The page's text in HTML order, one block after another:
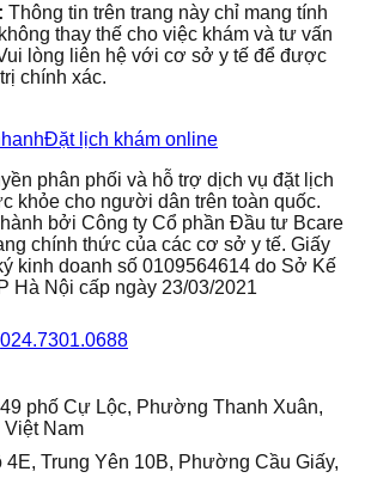
Thông tin trên trang này chỉ mang tính
thay thế cho việc khám và tư vấn
lòng liên hệ với cơ sở y tế để được
chính xác.
Đặt lịch khám online
phân phối và hỗ trợ dịch vụ đặt lịch
khỏe cho người dân trên toàn quốc.
bởi Công ty Cổ phần Đầu tư Bcare
chính thức của các cơ sở y tế. Giấy
kinh doanh số 0109564614 do Sở Kế
Hà Nội cấp ngày 23/03/2021
024.7301.0688
phố Cự Lộc, Phường Thanh Xuân,
Việt Nam
4E, Trung Yên 10B, Phường Cầu Giấy,